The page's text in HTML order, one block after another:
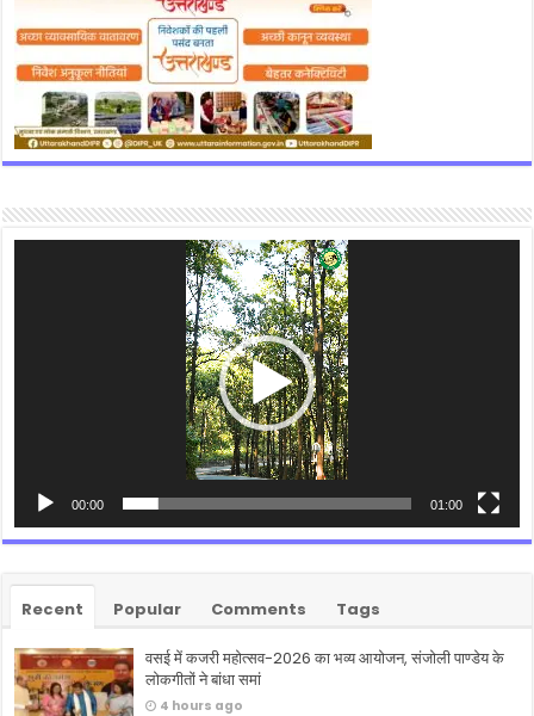
00:00 01:00
Recent Popular Comments Tags
वसई में कजरी महोत्सव-2026 का भव्य आयोजन, संजोली पाण्डेय के
लोकगीतों ने बांधा समां
4 hours ago